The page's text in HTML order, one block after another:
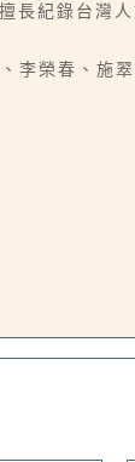
長紀錄台灣
李榮春、施